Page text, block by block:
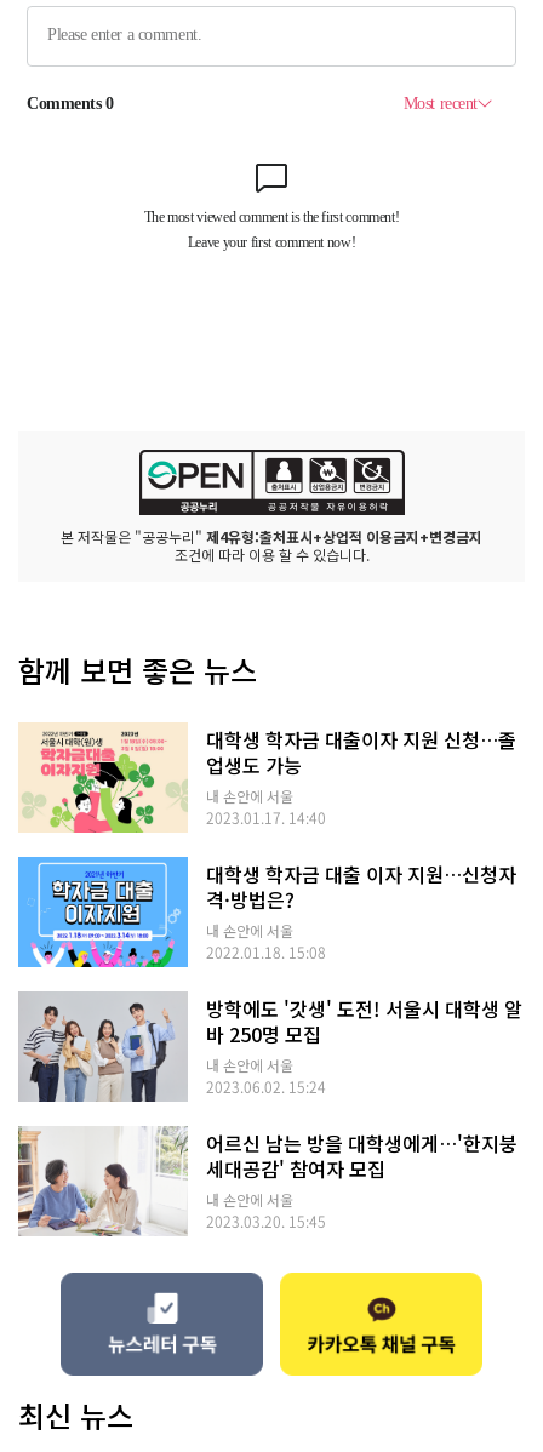
본 저작물은 "공공누리" 제4유형:출처표시+상업적 이용금지+변경금지
조건에 따라 이용 할 수 있습니다.
함께 보면 좋은 뉴스
대학생 학자금 대출이자 지원 신청…졸
업생도 가능
내 손안에 서울
2023.01.17. 14:40
대학생 학자금 대출 이자 지원…신청자
격·방법은?
내 손안에 서울
2022.01.18. 15:08
방학에도 '갓생' 도전! 서울시 대학생 알
바 250명 모집
내 손안에 서울
2023.06.02. 15:24
어르신 남는 방을 대학생에게…'한지붕
세대공감' 참여자 모집
내 손안에 서울
2023.03.20. 15:45
최신 뉴스